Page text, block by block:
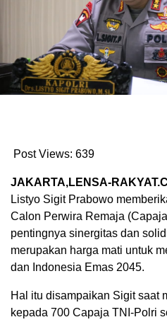
Post Views: 639
JAKARTA,LENSA-
Listyo Sigit Prabowo
Calon Perwira Remaja
pentingnya sinergitas dan
merupakan harga mati untuk
dan Indonesia Emas 2045.
Hal itu disampaikan Sigit saat
kepada 700 Capaja TNI-Polri